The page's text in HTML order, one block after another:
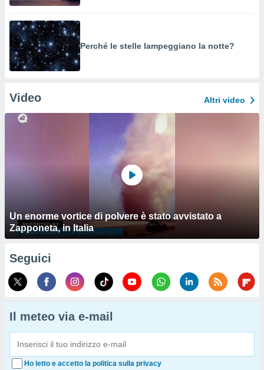
Perché le stelle lampeggiano la notte?
Video Altri video
Un enorme vortice di polvere è stato avvistato a
Zapponeta, in Italia
Seguici
Il meteo via e-mail
Ho letto e accetto la politica sulla privacy